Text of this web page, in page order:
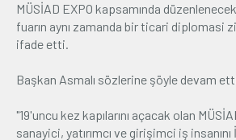
MÜSİAD EXPO kapsamında
fuarın aynı zamanda bir ticari diplomasi
ifade etti.
Başkan Asmalı sözlerine şöyle devam
"19'uncu kez kapılarını açacak olan
sanayici, yatırımcı ve girişimci iş